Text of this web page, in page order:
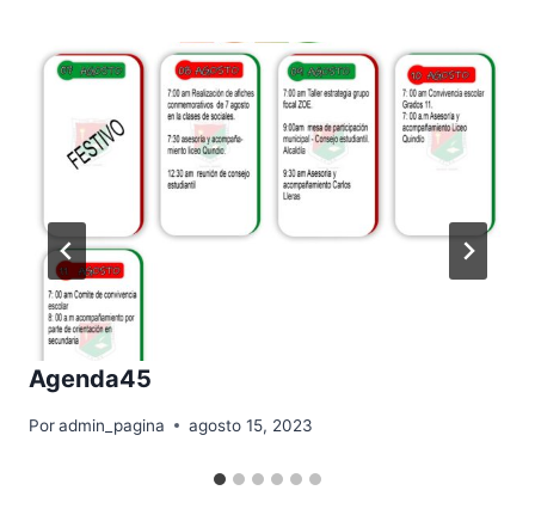
Agenda45
Poradmin_pagina agosto 15, 2023